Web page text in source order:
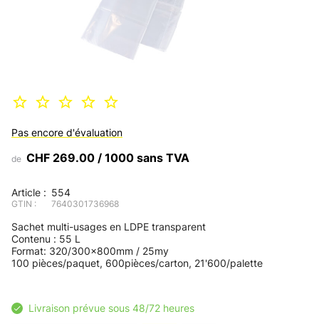
Pas encore d'évaluation
de CHF 269.00 / 1000 sans TVA
Article : 554
GTIN : 7640301736968
Sachet multi-usages en LDPE transparent
Contenu : 55 L
Format: 320/300x800mm / 25my
100 pièces/paquet, 600pièces/carton, 21'600/palette
Livraison prévue sous 48/72 heures